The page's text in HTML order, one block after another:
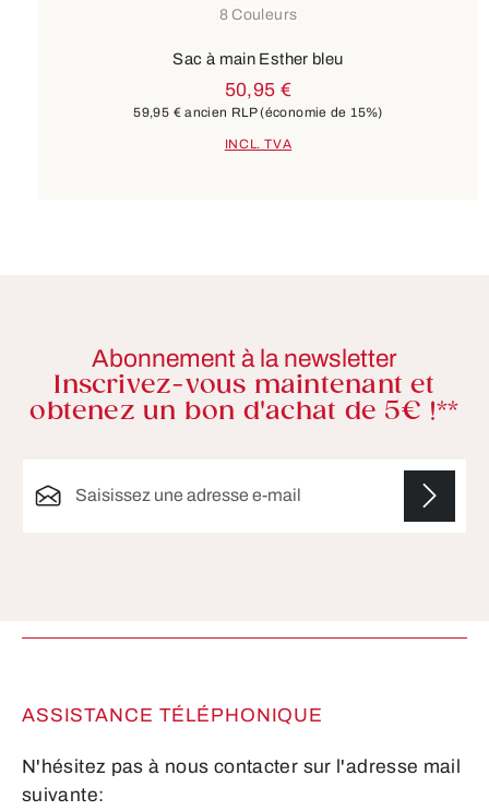
8 Couleurs
Sac à main Esther bleu
50,95 €
59,95 €ancien RLP(économie de 15%)
INCL. TVA
Abonnement à la newsletter
Inscrivez-vous maintenant et
obtenez un bon d'achat de 5€ !**
ASSISTANCE TÉLÉPHONIQUE
N'hésitez pas à nous contacter sur l'adresse mail
suivante: